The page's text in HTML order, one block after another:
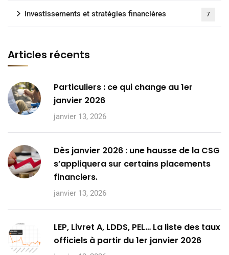
Investissements et stratégies financières 7
Articles récents
Particuliers : ce qui change au 1er
janvier 2026
janvier 13, 2026
Dès janvier 2026 : une hausse de la CSG
s’appliquera sur certains placements
financiers.
janvier 13, 2026
LEP, Livret A, LDDS, PEL… La liste des taux
officiels à partir du 1er janvier 2026